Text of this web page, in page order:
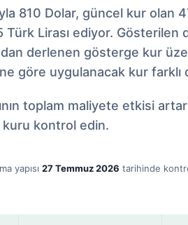
810 Dolar, güncel kur olan
Türk Lirası ediyor. Gösterilen
derlenen gösterge kur
göre uygulanacak kur farklı
toplam maliyete etkisi
kuru kontrol edin.
yapısı 27 Temmuz 2026 tarihinde